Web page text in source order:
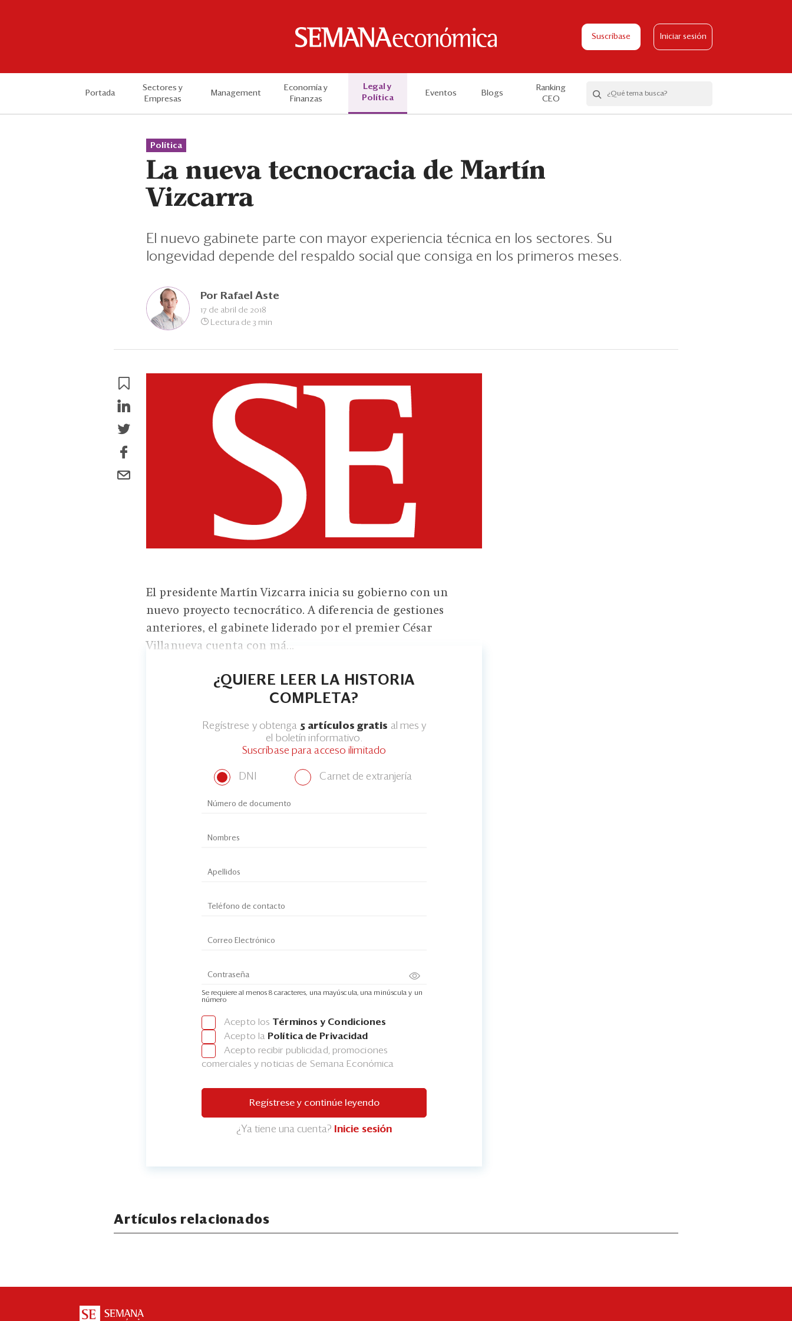
Suscríbase Iniciar sesión
Portada
Sectores y
Empresas
Management
Economía y
Finanzas
Legal y
Política
Eventos Blogs
Ranking
CEO
Política
La nueva tecnocracia de Martín
Vizcarra
El nuevo gabinete parte con mayor experiencia técnica en los sectores. Su
longevidad depende del respaldo social que consiga en los primeros meses.
Por Rafael Aste
17 de abril de 2018
Lectura de 3 min
El presidente Martín Vizcarra inicia su gobierno con un
nuevo proyecto tecnocrático. A diferencia de gestiones
anteriores, el gabinete liderado por el premier César
Villanueva cuenta con má...
¿QUIERE LEER LA HISTORIA
COMPLETA?
Regístrese y obtenga 5 artículos gratis al mes y
el boletín informativo.
Suscríbase para acceso ilimitado
DNI Carnet de extranjería
Se requiere al menos 8 caracteres, una mayúscula, una minúscula y un
número
Acepto los Términos y Condiciones
Acepto la Política de Privacidad
Acepto recibir publicidad, promociones
comerciales y noticias de Semana Económica
Regístrese y continúe leyendo
¿Ya tiene una cuenta? Inicie sesión
Artículos relacionados